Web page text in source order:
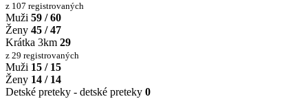
z 107 registrovaných
Muži 59 / 60
Ženy 45 / 47
Krátka 3km 29
z 29 registrovaných
Muži 15 / 15
Ženy 14 / 14
Detské preteky - detské preteky 0